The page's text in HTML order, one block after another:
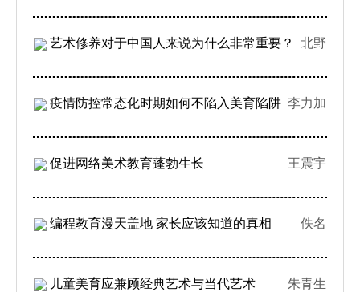
艺术修养对于中国人来说为什么非常重要？ 北野
疫情防控常态化时期如何不陷入美育陷阱 李力加
促进网络美术教育蓬勃生长 王震宇
编程教育漫天盖地 家长应该知道的真相 佚名
儿童美育应兼顾经典艺术与当代艺术 朱青生